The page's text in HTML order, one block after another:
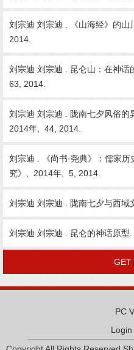
刘宗迪 刘宗迪 . 《山海经》的
2014.
刘宗迪 刘宗迪 . 昆仑山：在神
63, 2014.
刘宗迪 刘宗迪 . 陇南七夕风俗的
2014年, 44, 2014.
刘宗迪 . 《尚书·尧典》：儒家
究》, 2014年, 5, 2014.
刘宗迪 刘宗迪 . 陇南七夕与西域
刘宗迪 刘宗迪 . 昆仑的神话原型.
GET
PC
Login